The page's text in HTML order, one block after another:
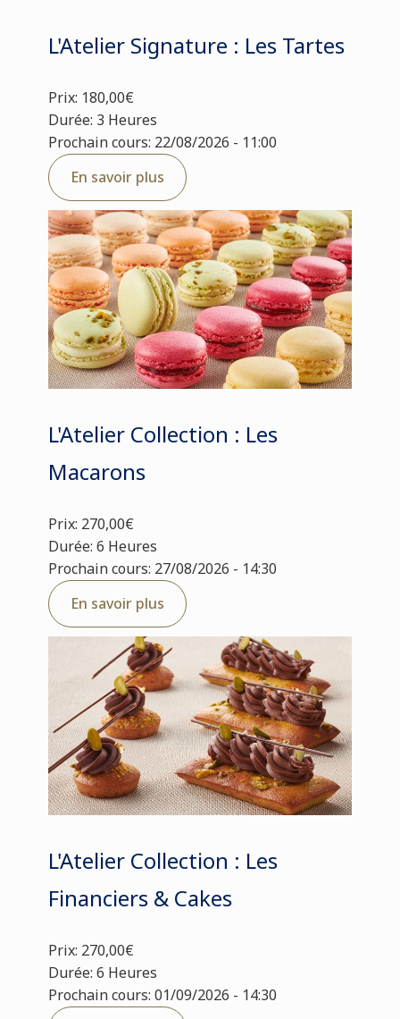
L'Atelier Signature : Les Tartes
Prix: 180,00€
Durée: 3 Heures
Prochain cours: 22/08/2026 - 11:00
En savoir plus
L'Atelier Collection : Les
Macarons
Prix: 270,00€
Durée: 6 Heures
Prochain cours: 27/08/2026 - 14:30
En savoir plus
L'Atelier Collection : Les
Financiers & Cakes
Prix: 270,00€
Durée: 6 Heures
Prochain cours: 01/09/2026 - 14:30